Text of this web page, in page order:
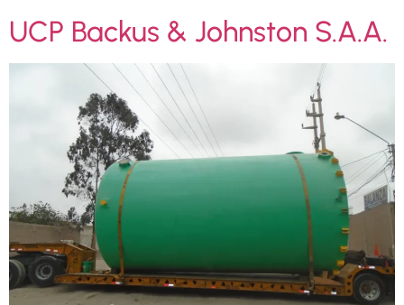
UCP Backus & Johnston S.A.A.